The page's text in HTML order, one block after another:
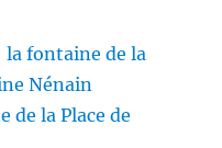
fontaine de la
Nénain
la Place de